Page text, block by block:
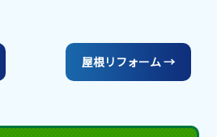
屋根リフォーム→